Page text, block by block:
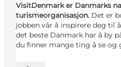
VisitDenmark er Danmarks
turismeorganisasjon. Det er
jobben vår å inspirere deg til
det beste Danmark har å by
du finner mange ting å se og